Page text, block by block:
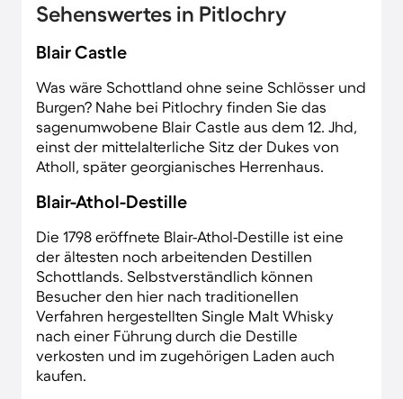
Sehenswertes in Pitlochry
Blair Castle
Was wäre Schottland ohne seine Schlösser und
Burgen? Nahe bei Pitlochry finden Sie das
sagenumwobene Blair Castle aus dem 12. Jhd,
einst der mittelalterliche Sitz der Dukes von
Atholl, später georgianisches Herrenhaus.
Blair-Athol-Destille
Die 1798 eröffnete Blair-Athol-Destille ist eine
der ältesten noch arbeitenden Destillen
Schottlands. Selbstverständlich können
Besucher den hier nach traditionellen
Verfahren hergestellten Single Malt Whisky
nach einer Führung durch die Destille
verkosten und im zugehörigen Laden auch
kaufen.